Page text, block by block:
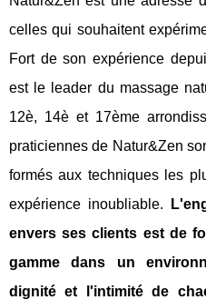
celles qui souhaitent
Fort de son expérience
est le leader du massage
12è, 14è et 17ème
praticiennes de Natur&Zen
formés aux techniques les
expérience inoubliable.
envers ses clients est de
gamme dans un
dignité et l'intimité de